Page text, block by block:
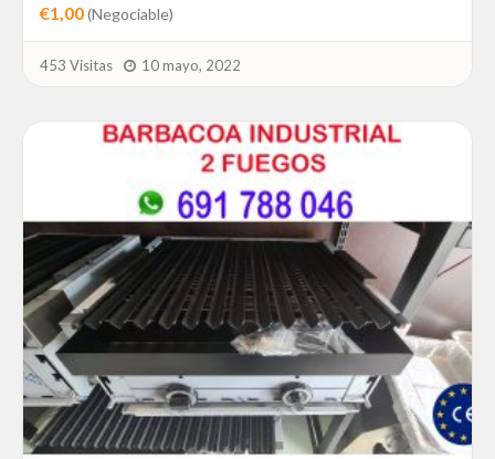
€1,00(Negociable)
453 Visitas 10 mayo, 2022